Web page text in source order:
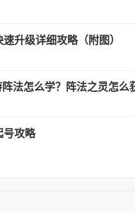
升级详细攻略（附图）
法怎么学？阵法之灵怎么
号攻略